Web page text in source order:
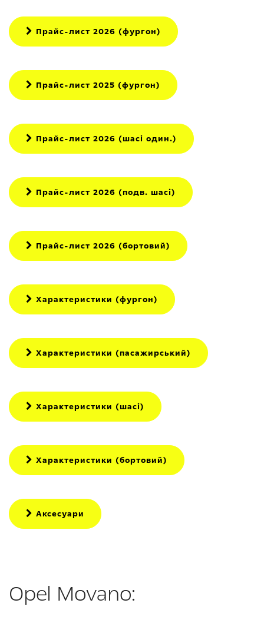
Прайс-лист 2026 (фургон)
Прайс-лист 2025 (фургон)
Прайс-лист 2026 (шасі один.)
Прайс-лист 2026 (подв. шасі)
Прайс-лист 2026 (бортовий)
Характеристики (фургон)
Характеристики (пасажирський)
Характеристики (шасі)
Характеристики (бортовий)
Аксесуари
Opel Movano: